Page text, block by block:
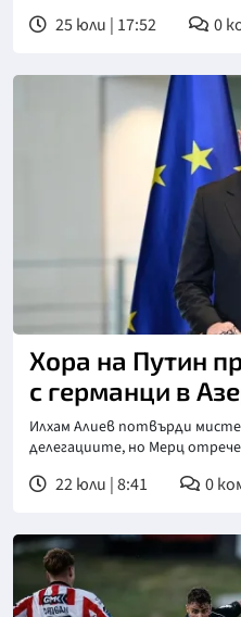
25 юли | 17:52 0
Хора на Путин
с германци в
Илхам Алиев потвърди
делегациите, но Мерц
22 юли | 8:41 0